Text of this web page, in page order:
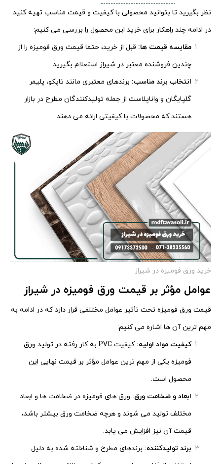
نظر بگیرید تا بتوانید محصولی با کیفیت و قیمت مناسب تهیه کنید.
در ادامه چند راهکار برای خرید این محصول را بررسی می کنیم:
مقایسه قیمت ها: قبل از خرید، حتما قیمت ورق فومیزه را از
چندین فروشنده معتبر در شیراز استعلام بگیرید.
انتخاب برند مناسب: برندهای معتبری مانند تاپکو، پلیمر
گلپایگان و واناپلاست از جمله تولیدکنندگان مطرح در بازار
هستند که محصولات با کیفیتی ارائه می دهند.
خرید ورق فومیزه در شیراز
عوامل مؤثر بر قیمت ورق فومیزه در شیراز
قیمت ورق فومیزه تحت تأثیر عوامل مختلفی قرار دارد که در ادامه به
مهم ترین آن ها اشاره می کنیم:
کیفیت مواد اولیه:
کیفیت PVC به کار رفته در تولید ورق
فومیزه یکی از مهم ترین عوامل مؤثر بر قیمت نهایی این
محصول است.
ابعاد و ضخامت ورق: ورق های فومیزه در ضخامت ها و ابعاد
مختلف تولید می شوند و هرچه ضخامت ورق بیشتر باشد،
قیمت آن نیز افزایش می یابد.
برند تولیدکننده: برندهای مطرح و شناخته شده به دلیل